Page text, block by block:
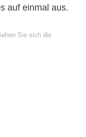
auf einmal aus.
Sie sich die